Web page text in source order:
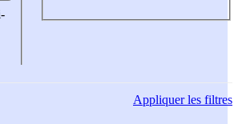
Appliquerles filtres